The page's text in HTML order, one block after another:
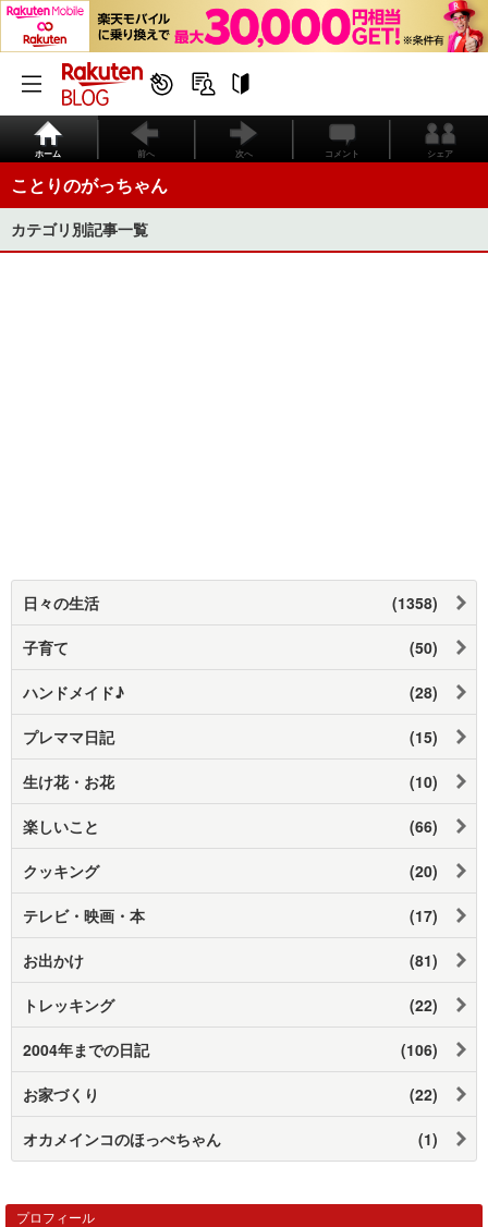
ホーム 前へ 次へ コメント シェア
ことりのがっちゃん
カテゴリ別記事一覧
日々の生活 (1358)
子育て (50)
ハンドメイド♪ (28)
プレママ日記 (15)
生け花・お花 (10)
楽しいこと (66)
クッキング (20)
テレビ・映画・本 (17)
お出かけ (81)
トレッキング (22)
2004年までの日記 (106)
お家づくり (22)
オカメインコのほっぺちゃん (1)
プロフィール